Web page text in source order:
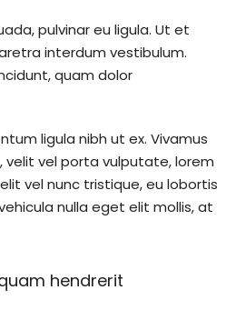
pulvinar eu ligula. Ut et
interdum vestibulum.
quam dolor
ligula nibh ut ex. Vivamus
velit vel porta vulputate, lorem
vel nunc tristique, eu lobortis
nulla eget elit mollis, at
hendrerit